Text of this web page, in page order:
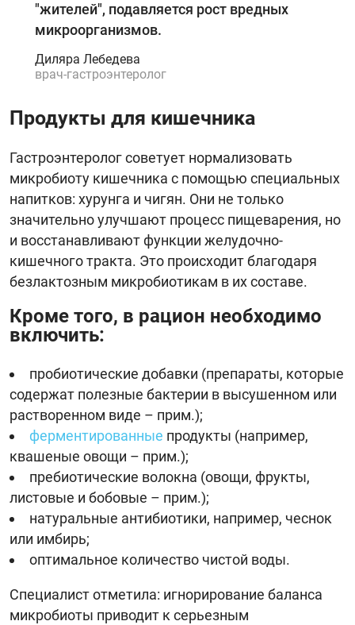
"жителей", подавляется рост вредных
микроорганизмов.
Диляра Лебедева
врач-гастроэнтеролог
Продукты для кишечника
Гастроэнтеролог советует нормализовать
микробиоту кишечника с помощью специальных
напитков: хурунга и чигян. Они не только
значительно улучшают процесс пищеварения, но
и восстанавливают функции желудочно-
кишечного тракта. Это происходит благодаря
безлактозным микробиотикам в их составе.
Кроме того, в рацион необходимо
включить:
пробиотические добавки (препараты, которые
содержат полезные бактерии в высушенном или
растворенном виде – прим.);
ферментированные продукты (например,
квашеные овощи – прим.);
пребиотические волокна (овощи, фрукты,
листовые и бобовые – прим.);
натуральные антибиотики, например, чеснок
или имбирь;
оптимальное количество чистой воды.
Специалист отметила: игнорирование баланса
микробиоты приводит к серьезным